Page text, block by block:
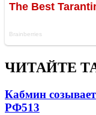
ЧИТАЙТЕ
Кабмин
РФ513